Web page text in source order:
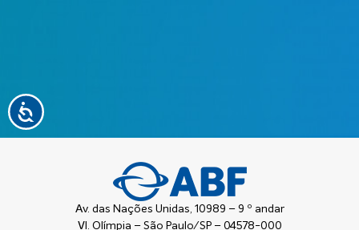
Av. das Nações Unidas, 10989 – 9 º andar
Vl. Olímpia – São Paulo/SP – 04578-000